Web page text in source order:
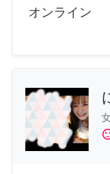
オンライン